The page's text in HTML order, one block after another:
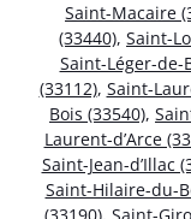
Saint-Macaire
(33440), Saint-
Saint-Léger-de-
(33112), Saint-
Bois (33540),
Laurent-d’Arce
Saint-Jean-d’Illac
Saint-Hilaire-du-